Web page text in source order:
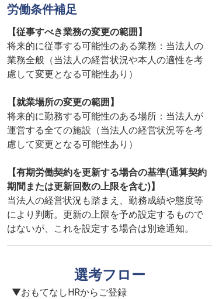
労働条件補足
【従事すべき業務の変更の範囲】
将来的に従事する可能性のある業務：当法人の
業務全般（当法人の経営状況や本人の適性を考
慮して変更となる可能性あり）
【就業場所の変更の範囲】
将来的に勤務する可能性のある場所：当法人が
運営する全ての施設（当法人の経営状況等を考
慮して変更となる可能性あり）
【有期労働契約を更新する場合の基準(通算契約
期間または更新回数の上限を含む)】
当法人の経営状況も踏まえ、勤務成績や態度等
により判断。更新の上限を予め設定するもので
はないが、これを設定する場合は別途通知。
選考フロー
▼おもてなしHRからご登録